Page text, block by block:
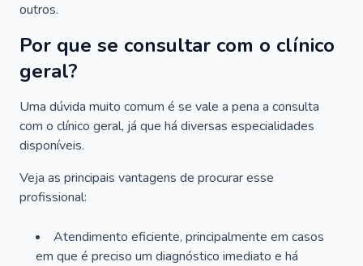
outros.
Por que se consultar com o clínico
geral?
Uma dúvida muito comum é se vale a pena a consulta
com o clínico geral, já que há diversas especialidades
disponíveis.
Veja as principais vantagens de procurar esse
profissional:
Atendimento eficiente, principalmente em casos
em que é preciso um diagnóstico imediato e há